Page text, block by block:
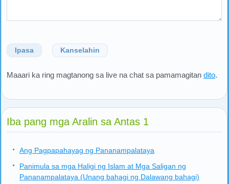
Ipasa Kanselahin
Maaari ka ring magtanong sa live na chat sa pamamagitan dito.
Iba pang mga Aralin sa Antas 1
Ang Pagpapahayag ng Pananampalataya
Panimula sa mga Haligi ng Islam at Mga Saligan ng
Pananampalataya (Unang bahagi ng Dalawang bahagi)